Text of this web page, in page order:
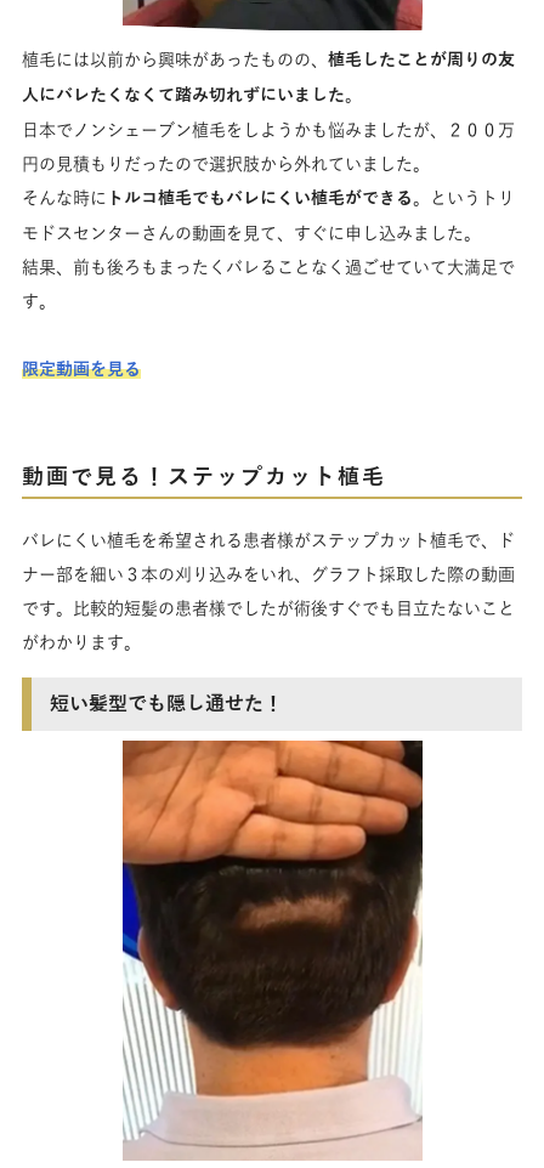
植毛には以前から興味があったものの、 植毛したことが周りの友
人にバレたくなくて踏み切れずにいました。
日本でノンシェーブン植毛をしようかも悩みましたが、２００万
円の見積もりだったので選択肢から外れていました。
そんな時に トルコ植毛でもバレにくい植毛ができる 。というトリ
モドスセンターさんの動画を見て、すぐに申し込みました。
結果、前も後ろもまったくバレることなく過ごせていて大満足で
す。
限定動画を見る
動画で見る！ステップカット植毛
バレにくい植毛を希望される患者様がステップカット植毛で、ド
ナー部を細い３本の刈り込みをいれ、グラフト採取した際の動画
です。比較的短髪の患者様でしたが術後すぐでも目立たないこと
がわかります。
短い髪型でも隠し通せた！